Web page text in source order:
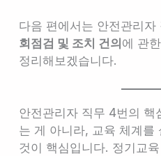
다음 편에서는 안전관리자
회점검 및 조치 건의에 관
정리해보겠습니다.
안전관리자 직무 4번의 핵
는 게 아니라, 교육 체계를
것이 핵심입니다. 정기교